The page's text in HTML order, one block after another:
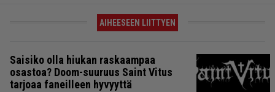
AIHEESEEN LIITTYEN
Saisiko olla hiukan raskaampaa
osastoa? Doom-suuruus Saint Vitus
tarjoaa faneilleen hyvyyttä